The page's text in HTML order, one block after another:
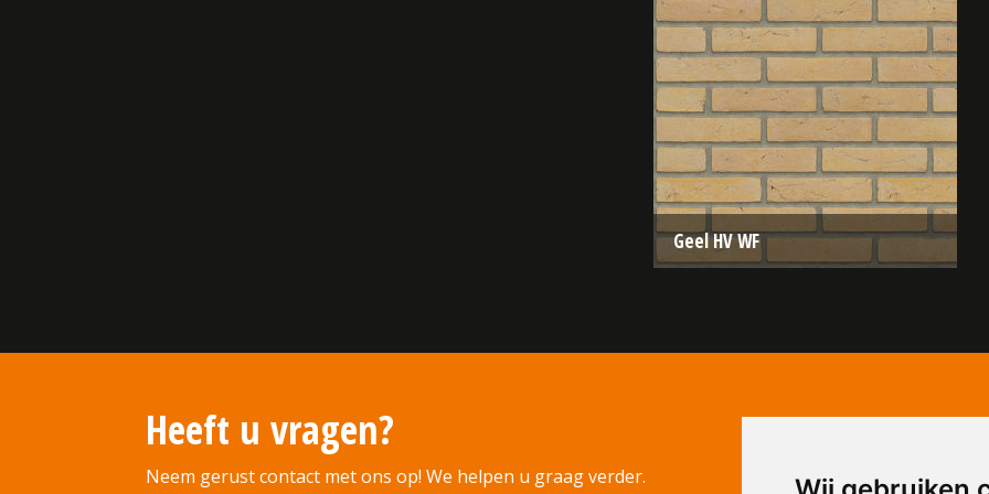
Geel HV WF
Formaat:
Waalformaat (WF)
Heeft u vragen?
Neem gerust contact met ons op! We helpen u graag verder.